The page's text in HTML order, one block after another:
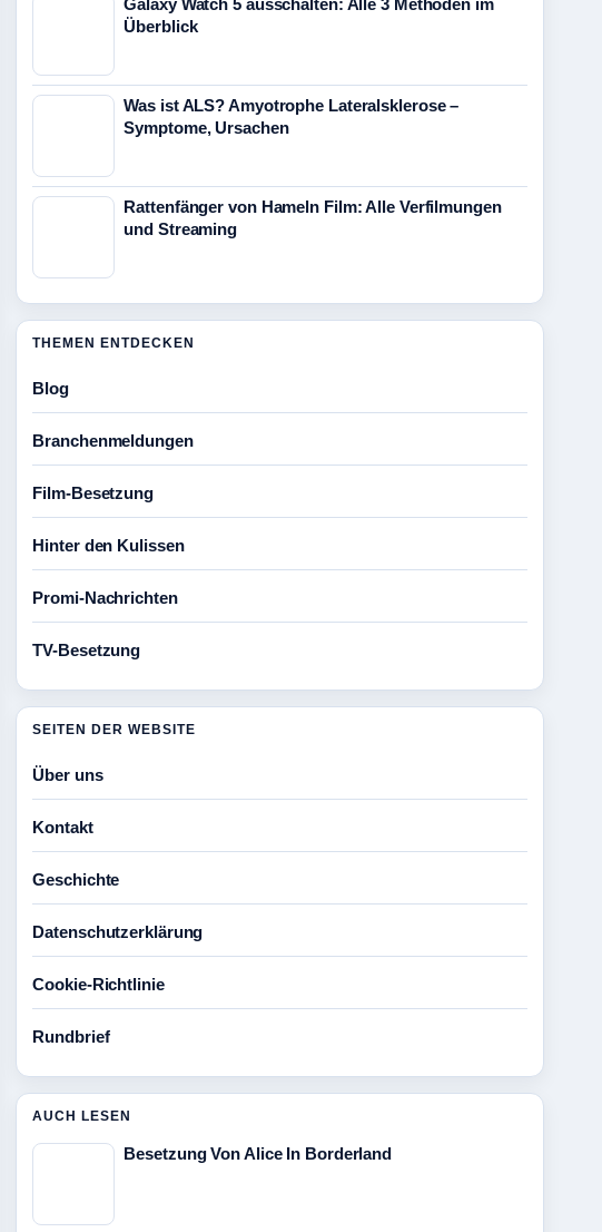
Galaxy Watch 5 ausschalten: Alle 3 Methoden im
Überblick
Was ist ALS? Amyotrophe Lateralsklerose –
Symptome, Ursachen
Rattenfänger von Hameln Film: Alle Verfilmungen
und Streaming
THEMEN ENTDECKEN
Blog
Branchenmeldungen
Film-Besetzung
Hinter den Kulissen
Promi-Nachrichten
TV-Besetzung
SEITEN DER WEBSITE
Über uns
Kontakt
Geschichte
Datenschutzerklärung
Cookie-Richtlinie
Rundbrief
AUCH LESEN
Besetzung Von Alice In Borderland